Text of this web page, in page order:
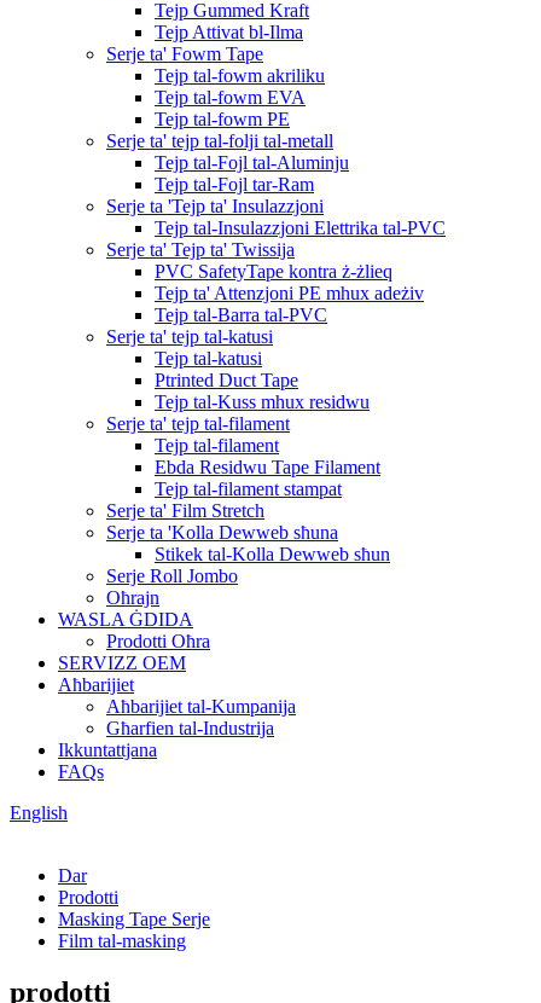
Tejp Gummed Kraft
Tejp Attivat bl-Ilma
Serje ta' Fowm Tape
Tejp tal-fowm akriliku
Tejp tal-fowm EVA
Tejp tal-fowm PE
Serje ta' tejp tal-folji tal-metall
Tejp tal-Fojl tal-Aluminju
Tejp tal-Fojl tar-Ram
Serje ta 'Tejp ta' Insulazzjoni
Tejp tal-Insulazzjoni Elettrika tal-PVC
Serje ta' Tejp ta' Twissija
PVC SafetyTape kontra ż-żlieq
Tejp ta' Attenzjoni PE mhux adeżiv
Tejp tal-Barra tal-PVC
Serje ta' tejp tal-katusi
Tejp tal-katusi
Ptrinted Duct Tape
Tejp tal-Kuss mhux residwu
Serje ta' tejp tal-filament
Tejp tal-filament
Ebda Residwu Tape Filament
Tejp tal-filament stampat
Serje ta' Film Stretch
Serje ta 'Kolla Dewweb sħuna
Stikek tal-Kolla Dewweb sħun
Serje Roll Jombo
Oħrajn
WASLA ĠDIDA
Prodotti Oħra
SERVIZZ OEM
Aħbarijiet
Aħbarijiet tal-Kumpanija
Għarfien tal-Industrija
Ikkuntattjana
FAQs
English
Dar
Prodotti
Masking Tape Serje
Film tal-masking
prodotti